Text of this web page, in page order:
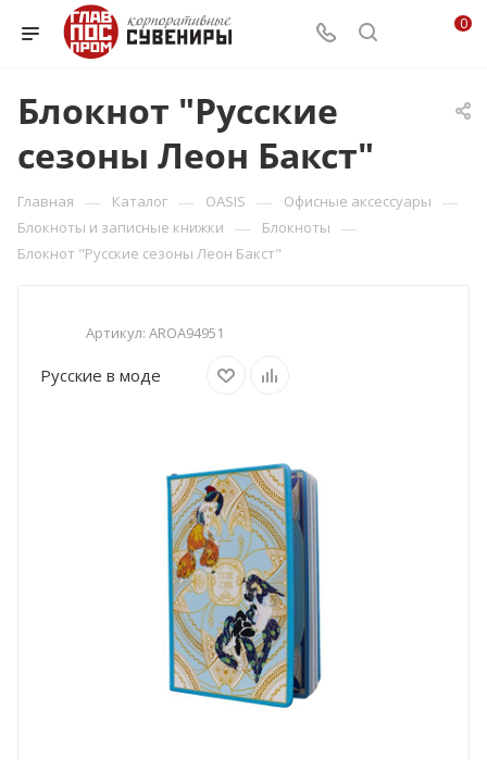
0
Блокнот "Русские
сезоны Леон Бакст"
Главная — Каталог — OASIS — Офисные аксессуары —
Блокноты и записные книжки — Блокноты —
Блокнот "Русские сезоны Леон Бакст"
Артикул: AROA94951
Русские в моде